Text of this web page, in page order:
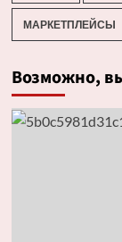
МАРКЕТПЛЕЙСЫ
Возможно,